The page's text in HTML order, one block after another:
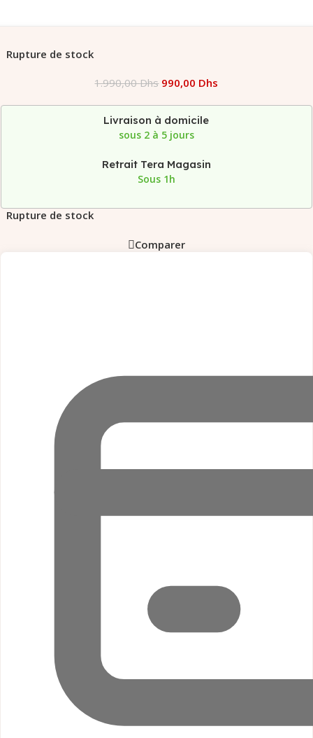
Rupture de stock
1.990,00Dhs 990,00 Dhs
Livraison à domicile
sous 2 à 5 jours
Retrait Tera Magasin
Sous 1h
Rupture de stock
Comparer